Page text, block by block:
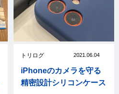
トリログ 2021.06.04
iPhoneのカメラを守る
精密設計シリコンケース